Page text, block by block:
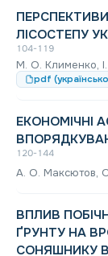
ЛІСОСТЕПУ
104-119
М. О. Клименко,
pdf
ЕКОНОМІЧНІ
120-144
А. О. Максютов,
ВПЛИВ
ҐРУНТУ НА
СОНЯШНИКУ